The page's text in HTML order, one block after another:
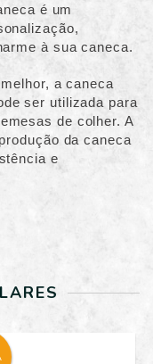
é um
à sua caneca.
a caneca
ser utilizada para
de colher. A
da caneca
e